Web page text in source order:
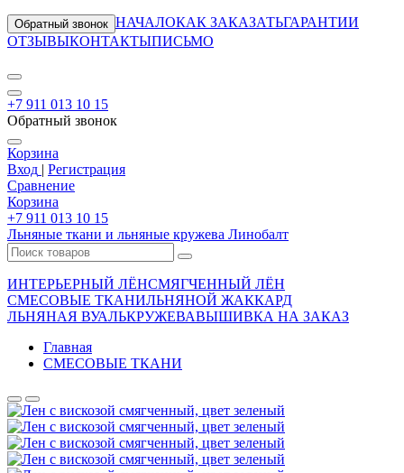
Обратный звонок НАЧАЛОКАК ЗАКАЗАТЬГАРАНТИИ
ОТЗЫВЫКОНТАКТЫПИСЬМО
+7 911 013 10 15
Обратный звонок
Корзина
Вход | Регистрация
Сравнение
Корзина
+7 911 013 10 15
Льняные ткани и льняные кружева Линобалт
ИНТЕРЬЕРНЫЙ ЛЁНСМЯГЧЕННЫЙ ЛЁН
СМЕСОВЫЕ ТКАНИЛЬНЯНОЙ ЖАККАРД
ЛЬНЯНАЯ ВУАЛЬКРУЖЕВАВЫШИВКА НА ЗАКАЗ
Главная
СМЕСОВЫЕ ТКАНИ